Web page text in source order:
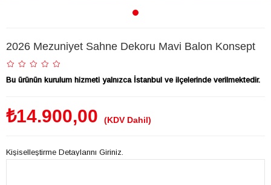
2026 Mezuniyet Sahne Dekoru Mavi Balon Konsept
Bu ürünün kurulum hizmeti yalnızca İstanbul ve ilçelerinde verilmektedir.
₺14.900,00 (KDV Dahil)
Kişiselleştirme Detaylarını Giriniz.